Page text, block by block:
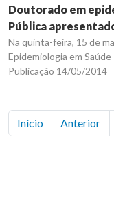
Doutorado em
Pública
Na quinta-feira, 15 de
Epidemiologia em Saúde
Publicação 14/05/2014
Início Anterior